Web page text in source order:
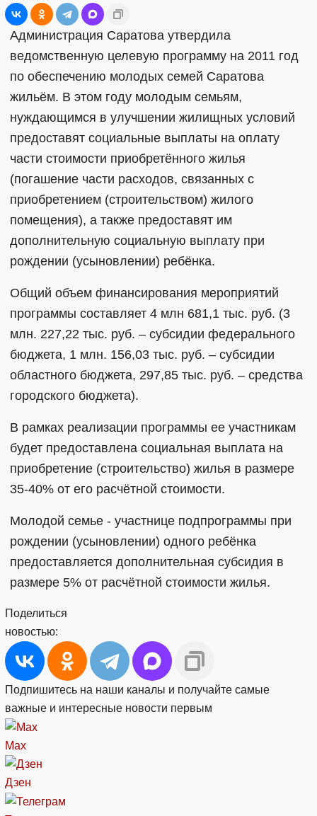
Администрация Саратова утвердила
ведомственную целевую программу на 2011 год
по обеспечению молодых семей Саратова
жильём. В этом году молодым семьям,
нуждающимся в улучшении жилищных условий
предоставят социальные выплаты на оплату
части стоимости приобретённого жилья
(погашение части расходов, связанных с
приобретением (строительством) жилого
помещения), а также предоставят им
дополнительную социальную выплату при
рождении (усыновлении) ребёнка.
Общий объем финансирования мероприятий
программы составляет 4 млн 681,1 тыс. руб. (3
млн. 227,22 тыс. руб. – субсидии федерального
бюджета, 1 млн. 156,03 тыс. руб. – субсидии
областного бюджета, 297,85 тыс. руб. – средства
городского бюджета).
В рамках реализации программы ее участникам
будет предоставлена социальная выплата на
приобретение (строительство) жилья в размере
35-40% от его расчётной стоимости.
Молодой семье - участнице подпрограммы при
рождении (усыновлении) одного ребёнка
предоставляется дополнительная субсидия в
размере 5% от расчётной стоимости жилья.
Поделиться
новостью:
Подпишитесь на наши каналы и получайте самые
важные и интересные новости первым
Max
Дзен